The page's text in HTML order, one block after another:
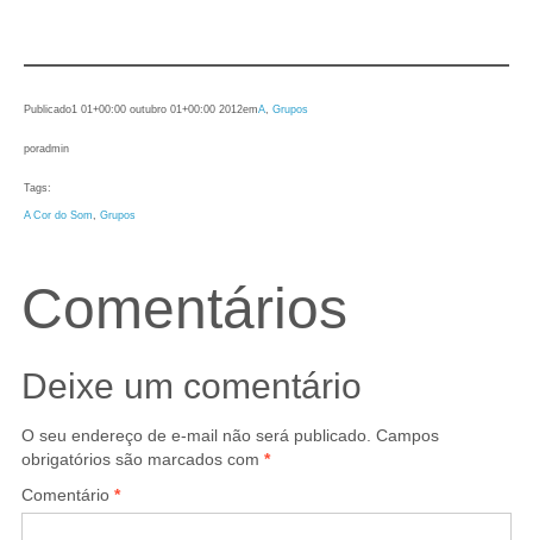
Publicado1 01+00:00 outubro 01+00:00 2012emA Grupos
poradmin
Tags:
A Cor do Som Grupos
Comentários
Deixe um comentário
O seu endereço de e-mail não será publicado. Campos
obrigatórios são marcados com *
Comentário *